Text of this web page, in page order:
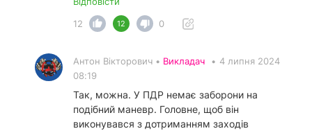
12
12 0
Антон Вікторович • Викладач • 4 липня 2024
08:19
Так, можна. У ПДР немає заборони на
подібний маневр. Головне, щоб він
виконувався з дотриманням заходів